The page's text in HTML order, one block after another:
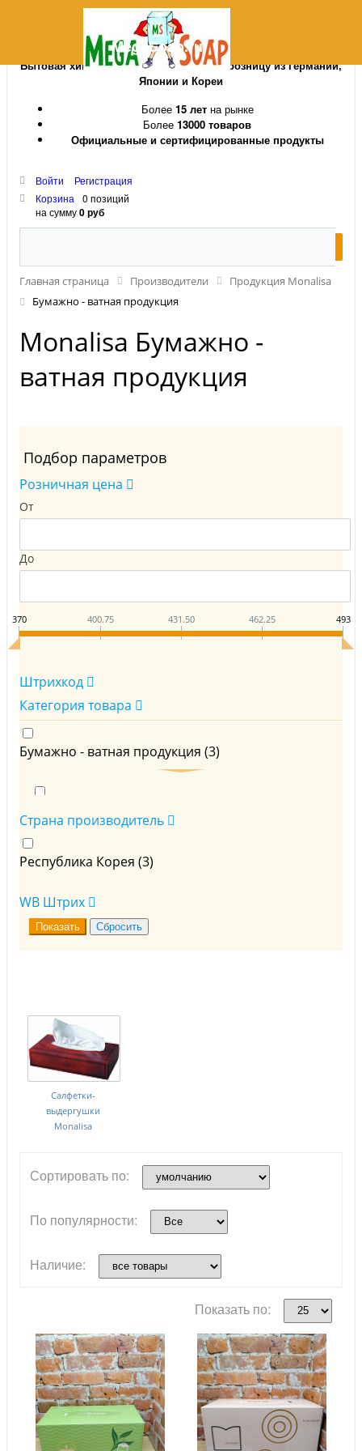
MegaSoap.ru
Бытовая химия и косметика оптом и в розницу из Германии,
Японии и Кореи
Более 15 летна рынке
Более 13000 товаров
Официальные и сертифицированные продукты
Войти
Регистрация
Корзина
0 позиций
на сумму0 руб
Главная страница Производители
Продукция Monalisa
Бумажно - ватная продукция
Monalisa Бумажно -
ватная продукция
Подбор параметров
Розничная цена
От
До
370 400.75 431.50 462.25 493
Штрихкод
Категория товара
Бумажно - ватная продукция (3)
Страна производитель
Республика Корея (3)
WB Штрих
Салфетки-
выдергушки
Monalisa
Сортировать по:
По популярности:
Наличие:
Показать по: